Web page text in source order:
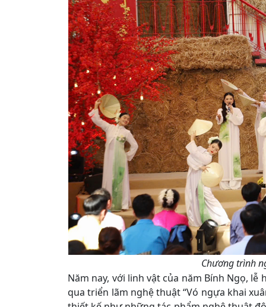
Chương trình
Năm nay, với linh vật của năm Bính Ngọ,
qua triển lãm nghệ thuật “Vó ngựa khai